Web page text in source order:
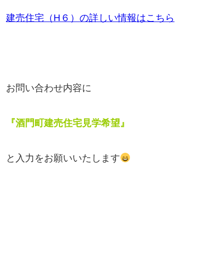
建売住宅（H６）の詳しい情報はこちら
お問い合わせ内容に
『酒門町建売住宅見学希望』
と入力をお願いいたします